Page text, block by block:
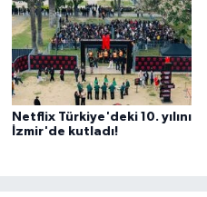
Netflix Türkiye'deki 10. yılını
İzmir'de kutladı!